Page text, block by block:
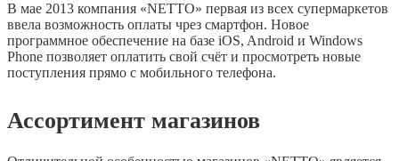
В мае 2013 компания «NETTO» первая из всех супермаркетов
ввела возможность оплаты чрез смартфон. Новое
программное обеспечение на базе iOS, Android и Windows
Phone позволяет оплатить свой счёт и просмотреть новые
поступления прямо с мобильного телефона.
Ассортимент магазинов